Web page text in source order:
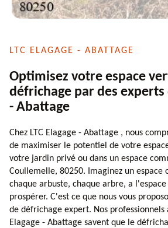
LTC ELAGAGE - ABATTAGE
Optimisez votre espace
défrichage par des experts
- Abattage
Chez LTC Elagage - Abattage , nous
de maximiser le potentiel de votre
votre jardin privé ou dans un espace
Coullemelle, 80250. Imaginez un espace
chaque arbuste, chaque arbre, a
prospérer. C'est ce que nous vous
de défrichage expert. Nos professionnels
Elagage - Abattage savent que le